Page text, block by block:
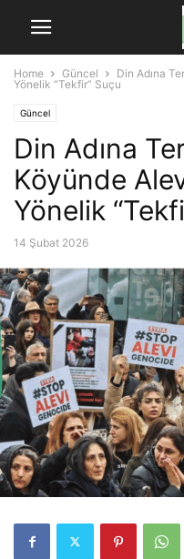
Home Güncel
Din Adına
Yönelik “Tekfir” Suçu
Güncel
Din Adına
Köyünde
Yönelik
14 Şubat 2026